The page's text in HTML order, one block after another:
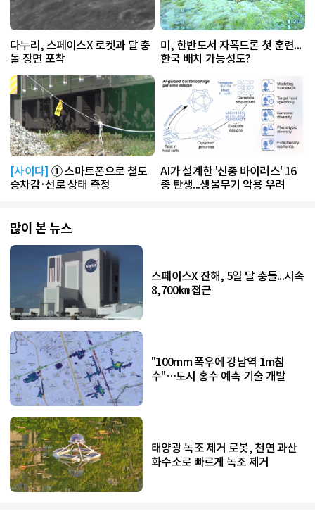
다누리, 스페이스X 로켓과 달 충
돌 장면 포착
미, 한반도서 자폭드론 첫 훈련...
한국 배치 가능성도?
[사이다] ① 스마트폰으로 철도
승차감·선로 상태 측정
AI가 설계한 '신종 바이러스' 16
종 탄생...생물무기 악용 우려
많이 본 뉴스
스페이스X 잔해, 5일 달 충돌...시속
8,700㎞ 접근
"100mm 폭우에 강남역 1m침
수"…도시 홍수 예측 기술 개발
태양광 녹조 제거 로봇, 천연 과산
화수소로 빠르게 녹조 제거